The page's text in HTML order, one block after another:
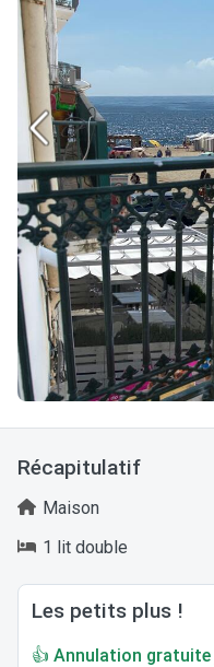
Récapitulatif
Maison
1 lit double
Les petits plus !
👍 Annulation gratuite